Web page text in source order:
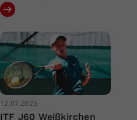
12.07.2025
ITF J60 Weißkirchen